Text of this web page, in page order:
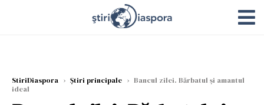
StiriDiaspora › Știri principale › Bancul zilei. Bărbatul și amantul
ideal